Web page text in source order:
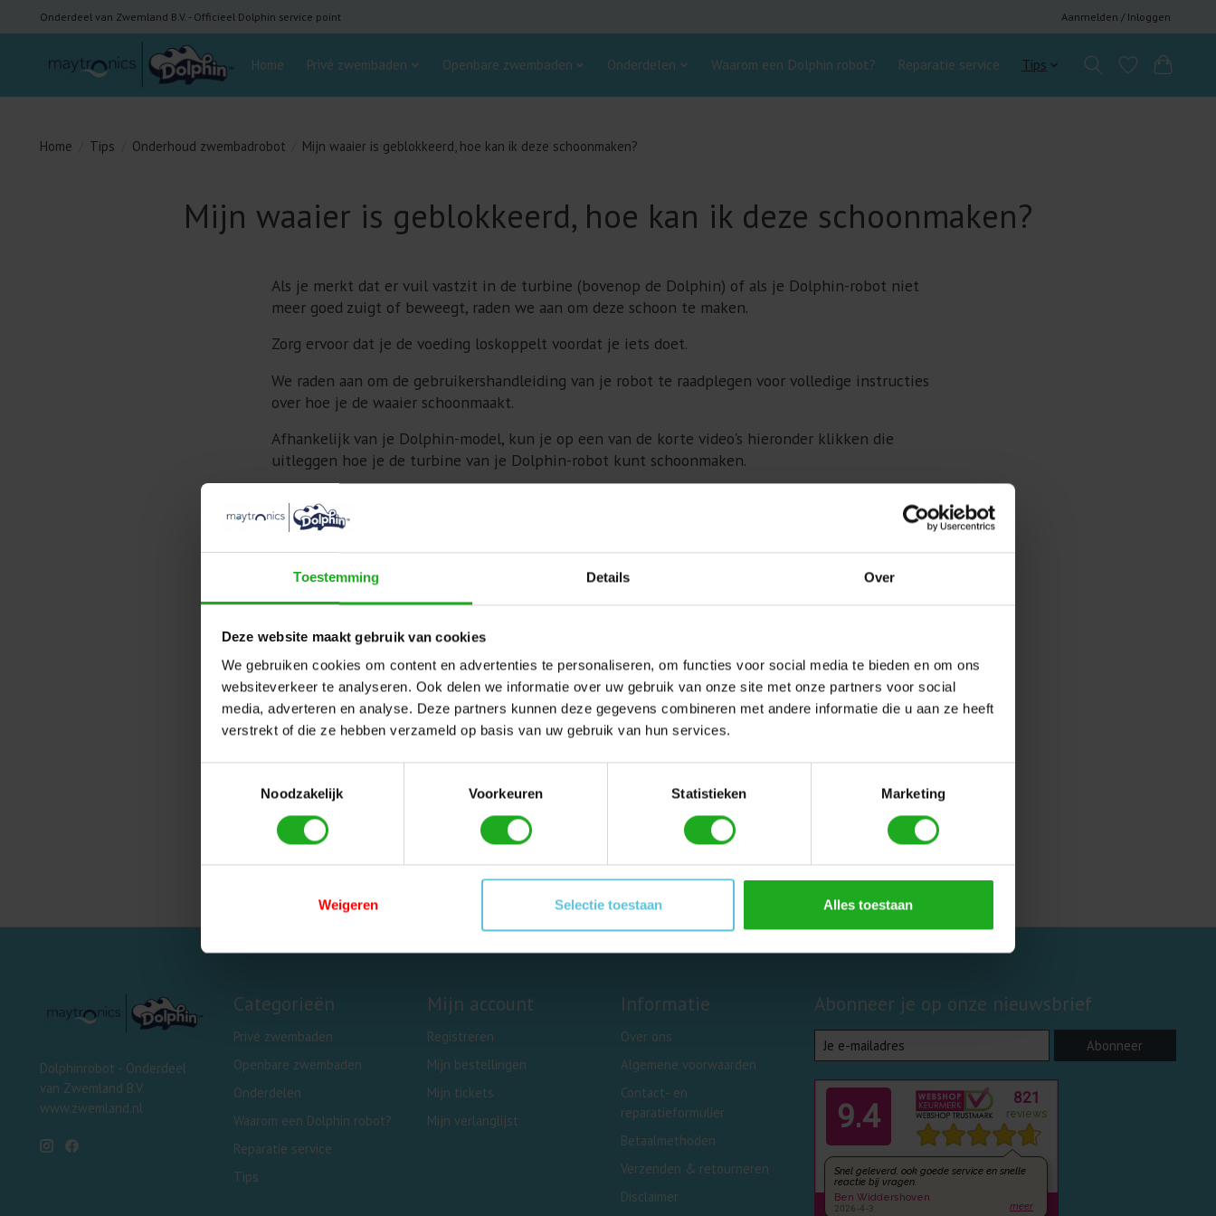
Toestemming Details Over
Deze website maakt gebruik van cookies
We gebruiken cookies om content en advertenties te personaliseren, om functies voor social media te bieden en om ons
websiteverkeer te analyseren. Ook delen we informatie over uw gebruik van onze site met onze partners voor social
media, adverteren en analyse. Deze partners kunnen deze gegevens combineren met andere informatie die u aan ze heeft
verstrekt of die ze hebben verzameld op basis van uw gebruik van hun services.
Noodzakelijk
Voorkeuren Statistieken Marketing
Weigeren Selectie toestaan Alles toestaan
Onderdeel van Zwemland B.V. - Officieel Dolphin service point Aanmelden / Inloggen
Home Privé zwembaden Openbare zwembaden Onderdelen Waarom een Dolphin robot? Reparatie service Tips
Home Tips Onderhoud zwembadrobot Mijn waaier is geblokkeerd, hoe kan ik deze schoonmaken?
Mijn waaier is geblokkeerd, hoe kan ik deze schoonmaken?
Als je merkt dat er vuil vastzit in de turbine (bovenop de Dolphin) of als je Dolphin-robot niet
meer goed zuigt of beweegt, raden we aan om deze schoon te maken.
Zorg ervoor dat je de voeding loskoppelt voordat je iets doet.
We raden aan om de gebruikershandleiding van je robot te raadplegen voor volledige instructies
over hoe je de waaier schoonmaakt.
Afhankelijk van je Dolphin-model, kun je op een van de korte video's hieronder klikken die
uitleggen hoe je de turbine van je Dolphin-robot kunt schoonmaken.
Dolphinrobot - Onderdeel
van Zwemland B.V.
www.zwemland.nl
Categorieën
Privé zwembaden
Openbare zwembaden
Onderdelen
Waarom een Dolphin robot?
Reparatie service
Tips
Mijn account
Registreren
Mijn bestellingen
Mijn tickets
Mijn verlanglijst
Informatie
Over ons
Algemene voorwaarden
Contact- en
reparatieformulier
Betaalmethoden
Verzenden & retourneren
Disclaimer
Abonneer je op onze nieuwsbrief
Abonneer